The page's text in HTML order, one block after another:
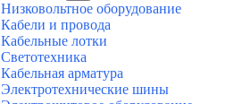
Низковольтное оборудование
Кабели и провода
Кабельные лотки
Светотехника
Кабельная арматура
Электротехнические шины